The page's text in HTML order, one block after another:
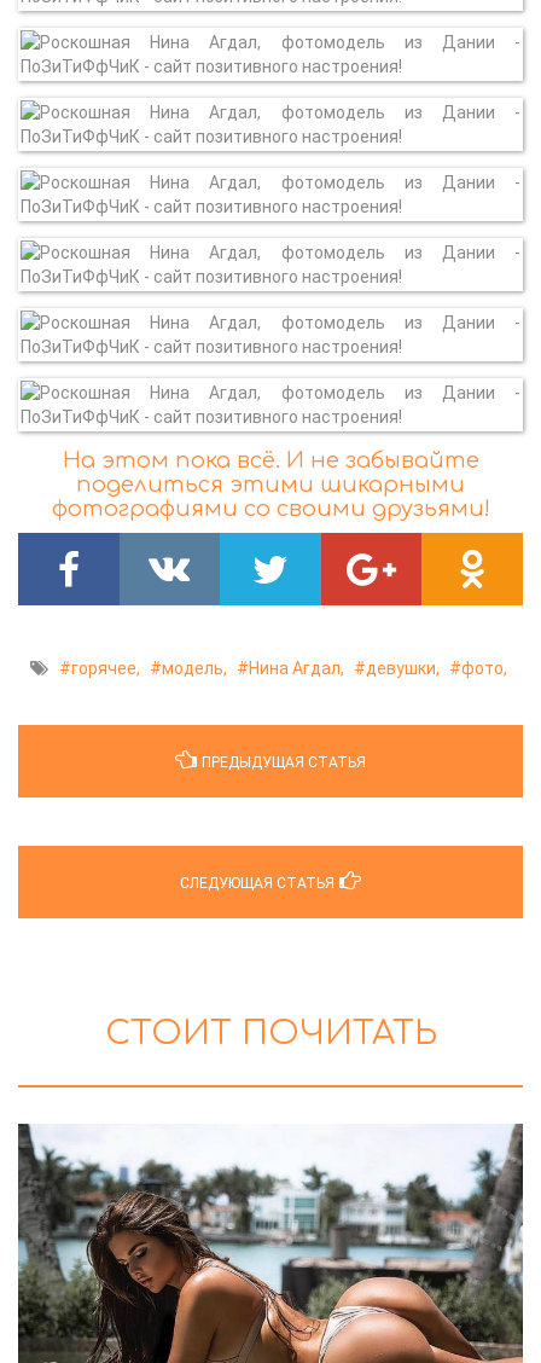
На этом пока всё. И не забывайте
поделиться этими шикарными
фотографиями со своими друзьями!
горячее, модель, Нина Агдал, девушки, фото,
ПРЕДЫДУЩАЯ СТАТЬЯ
СЛЕДУЮЩАЯ СТАТЬЯ
СТОИТ ПОЧИТАТЬ